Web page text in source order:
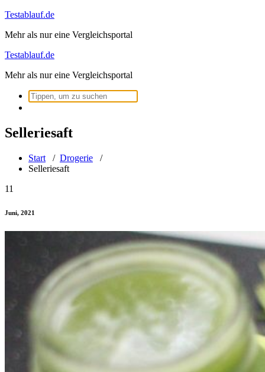
Zum
springen
Testablauf.de
Mehr als nur eine Vergleichsportal
Testablauf.de
Mehr als nur eine Vergleichsportal
Suchen
nach:
Selleriesaft
Start / Drogerie /
Selleriesaft
11
Juni, 2021